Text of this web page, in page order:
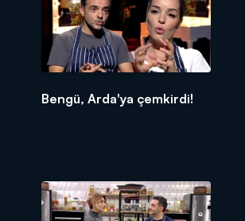
Bengü, Arda'ya çemkirdi!